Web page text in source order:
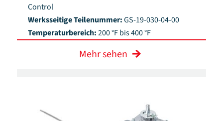
Control
Werksseitige Teilenummer:GS-19-030-04-00
Temperaturbereich:200 °F bis 400 °F
Mehr sehen